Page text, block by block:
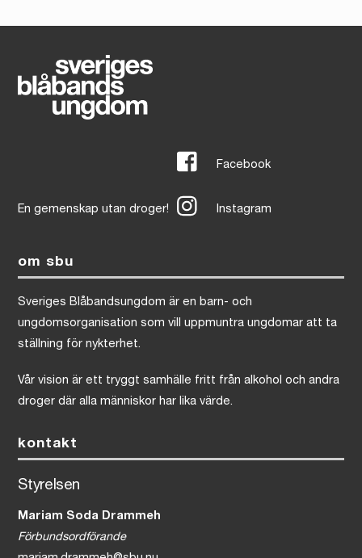
En gemenskap utan droger!
Facebook
Instagram
om sbu
Sveriges Blåbandsungdom är en barn- och
ungdomsorganisation som vill uppmuntra ungdomar att ta
ställning för nykterhet.
Vår vision är ett tryggt samhälle fritt från alkohol och andra
droger där alla människor har lika värde.
kontakt
Styrelsen
Mariam Soda Drammeh
Förbundsordförande